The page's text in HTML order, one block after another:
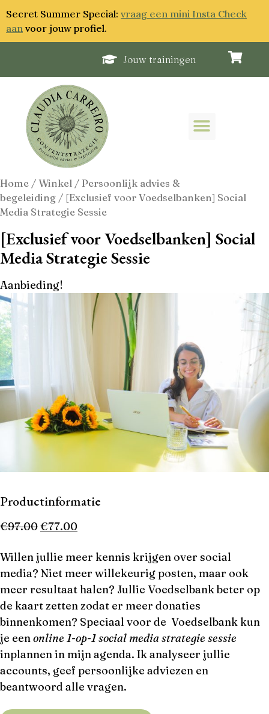
Secret Summer Special: vraag een mini Insta Check
aan voor jouw profiel.
Jouw trainingen
Home / Winkel / Persoonlijk advies &
begeleiding / [Exclusief voor Voedselbanken] Social
Media Strategie Sessie
[Exclusief voor Voedselbanken] Social
Media Strategie Sessie
Aanbieding!
Productinformatie
€97.00€77.00
Willen jullie meer kennis krijgen over social
media? Niet meer willekeurig posten, maar ook
meer resultaat halen? Jullie Voedselbank beter op
de kaart zetten zodat er meer donaties
binnenkomen? Speciaal voor de Voedselbank kun
je een online 1-op-1 social media strategie sessie
inplannen in mijn agenda. Ik analyseer jullie
accounts, geef persoonlijke adviezen en
beantwoord alle vragen.